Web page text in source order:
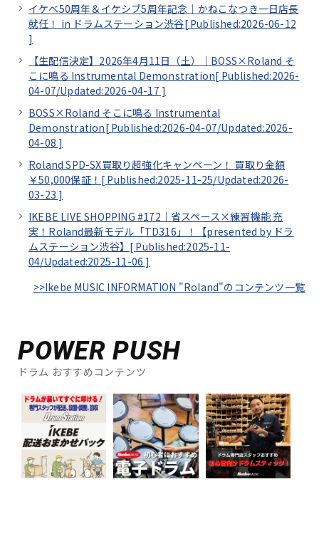
イケベ50周年＆イケシブ5周年記念｜かねこなつき一日店長
就任！ in ドラムステーション渋谷[ Published:2026-06-12
]
【生配信決定】2026年4月11日（土）｜BOSS×Roland そ
こに鳴る Instrumental Demonstration[ Published:2026-
04-07/Updated:2026-04-17 ]
BOSS×Roland そこに鳴る Instrumental
Demonstration[ Published:2026-04-07/Updated:2026-
04-08 ]
Roland SPD-SX買取り超強化キャンペーン！ 買取り金額
￥50,000保証！[ Published:2025-11-25/Updated:2026-
03-23 ]
IKEBE LIVE SHOPPING #172｜省スペース×練習機能 充
実！Roland最新モデル「TD316」！【presented by ドラ
ムステーション渋谷】[ Published:2025-11-
04/Updated:2025-11-06 ]
>>Ikebe MUSIC INFORMATION "Roland"のコンテンツ一覧
POWER PUSH
ドラム おすすめコンテンツ